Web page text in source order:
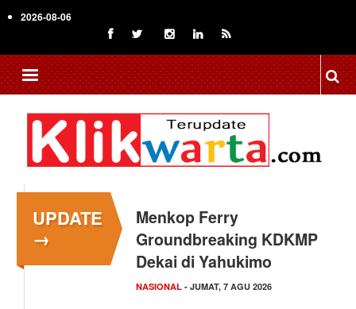
to
content
2026-08-06
UPDATE
→
Menkop Ferry
Groundbreaking KDKMP
Dekai di Yahukimo
NASIONAL - JUMAT, 7 AGU 2026